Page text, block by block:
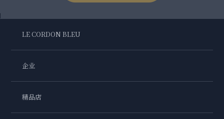
LE CORDON BLEU
企业
精品店